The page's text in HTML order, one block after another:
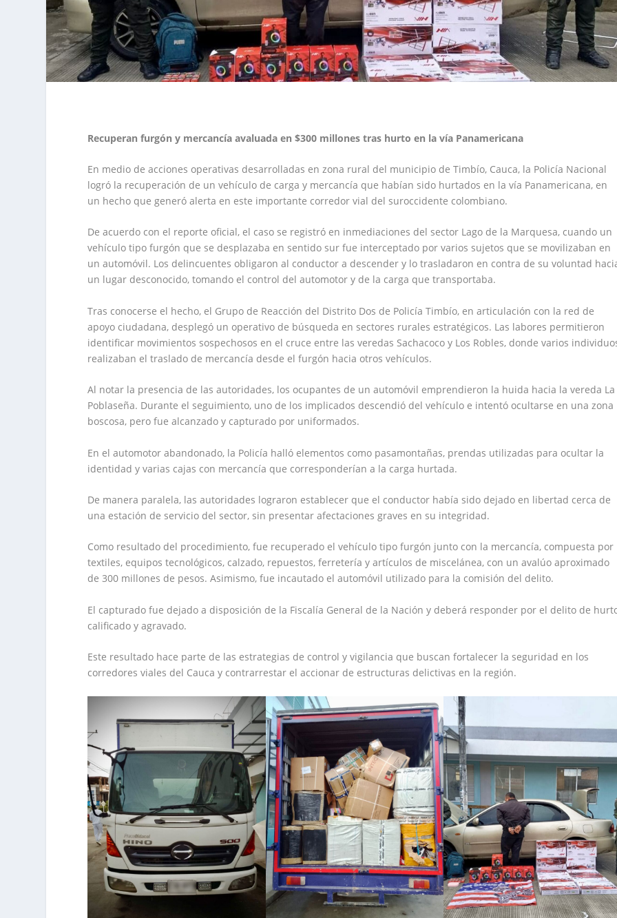
Recuperan furgón y mercancía avaluada en $300 millones tras hurto en la vía Panamericana
En medio de acciones operativas desarrolladas en zona rural del municipio de Timbío, Cauca, la Policía Nacional
logró la recuperación de un vehículo de carga y mercancía que habían sido hurtados en la vía Panamericana, en
un hecho que generó alerta en este importante corredor vial del suroccidente colombiano.
De acuerdo con el reporte oficial, el caso se registró en inmediaciones del sector Lago de la Marquesa, cuando un
vehículo tipo furgón que se desplazaba en sentido sur fue interceptado por varios sujetos que se movilizaban en
un automóvil. Los delincuentes obligaron al conductor a descender y lo trasladaron en contra de su voluntad
un lugar desconocido, tomando el control del automotor y de la carga que transportaba.
Tras conocerse el hecho, el Grupo de Reacción del Distrito Dos de Policía Timbío, en articulación con la red de
apoyo ciudadana, desplegó un operativo de búsqueda en sectores rurales estratégicos. Las labores permitieron
identificar movimientos sospechosos en el cruce entre las veredas Sachacoco y Los Robles, donde varios
realizaban el traslado de mercancía desde el furgón hacia otros vehículos.
Al notar la presencia de las autoridades, los ocupantes de un automóvil emprendieron la huida hacia la vereda La
Poblaseña. Durante el seguimiento, uno de los implicados descendió del vehículo e intentó ocultarse en una zona
boscosa, pero fue alcanzado y capturado por uniformados.
En el automotor abandonado, la Policía halló elementos como pasamontañas, prendas utilizadas para ocultar la
identidad y varias cajas con mercancía que corresponderían a la carga hurtada.
De manera paralela, las autoridades lograron establecer que el conductor había sido dejado en libertad cerca de
una estación de servicio del sector, sin presentar afectaciones graves en su integridad.
Como resultado del procedimiento, fue recuperado el vehículo tipo furgón junto con la mercancía, compuesta por
textiles, equipos tecnológicos, calzado, repuestos, ferretería y artículos de miscelánea, con un avalúo aproximado
de 300 millones de pesos. Asimismo, fue incautado el automóvil utilizado para la comisión del delito.
El capturado fue dejado a disposición de la Fiscalía General de la Nación y deberá responder por el delito de
calificado y agravado.
Este resultado hace parte de las estrategias de control y vigilancia que buscan fortalecer la seguridad en los
corredores viales del Cauca y contrarrestar el accionar de estructuras delictivas en la región.